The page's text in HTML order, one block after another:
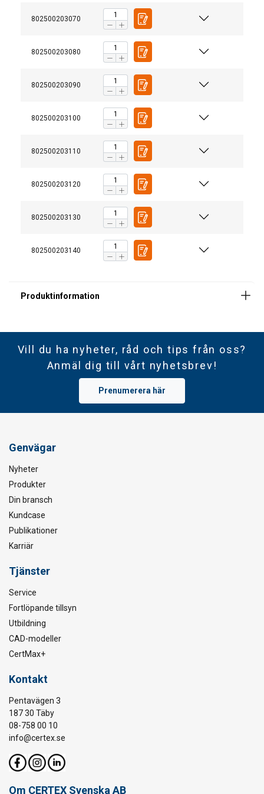
802500203070
802500203080
802500203090
802500203100
802500203110
802500203120
802500203130
802500203140
Vill du ha nyheter, råd och tips från oss?
Anmäl dig till vårt nyhetsbrev!
Prenumerera här
Genvägar
Nyheter
Produkter
Din bransch
Kundcase
Publikationer
Karriär
Tjänster
Service
Fortlöpande tillsyn
Utbildning
CAD-modeller
CertMax+
Kontakt
Pentavägen 3
187 30 Täby
08-758 00 10
info@certex.se
Om CERTEX Svenska AB
ACCEPTERA ALLA
AVVISA ALLT
VISA DETALJER
Cookie Policy